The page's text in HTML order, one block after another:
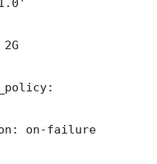
on-failure